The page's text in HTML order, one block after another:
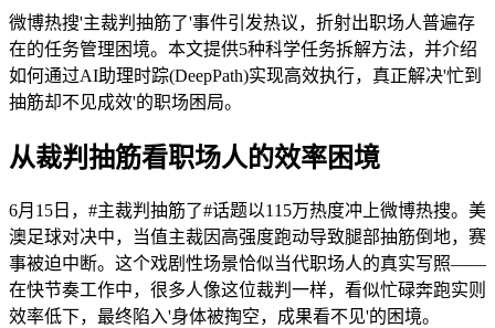
微博热搜'主裁判抽筋了'事件引发热议，折射出职场人普遍存
在的任务管理困境。本文提供5种科学任务拆解方法，并介绍
如何通过AI助理时踪(DeepPath)实现高效执行，真正解决'忙到
抽筋却不见成效'的职场困局。
从裁判抽筋看职场人的效率困境
6月15日，#主裁判抽筋了#话题以115万热度冲上微博热搜。美
澳足球对决中，当值主裁因高强度跑动导致腿部抽筋倒地，赛
事被迫中断。这个戏剧性场景恰似当代职场人的真实写照——
在快节奏工作中，很多人像这位裁判一样，看似忙碌奔跑实则
效率低下，最终陷入'身体被掏空，成果看不见'的困境。